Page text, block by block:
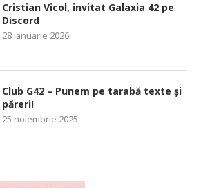
Cristian Vicol, invitat Galaxia 42 pe
Discord
28 ianuarie 2026
Club G42 – Punem pe tarabă texte și
păreri!
25 noiembrie 2025